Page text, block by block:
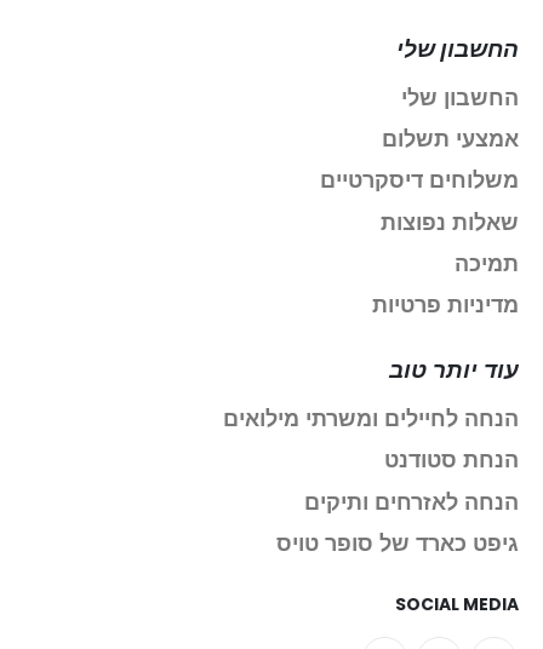
החשבון שלי
החשבון שלי
אמצעי תשלום
משלוחים דיסקרטיים
שאלות נפוצות
תמיכה
מדיניות פרטיות
עוד יותר טוב
הנחה לחיילים ומשרתי מילואים
הנחת סטודנט
הנחה לאזרחים ותיקים
גיפט כארד של סופר טויס
SOCIAL MEDIA